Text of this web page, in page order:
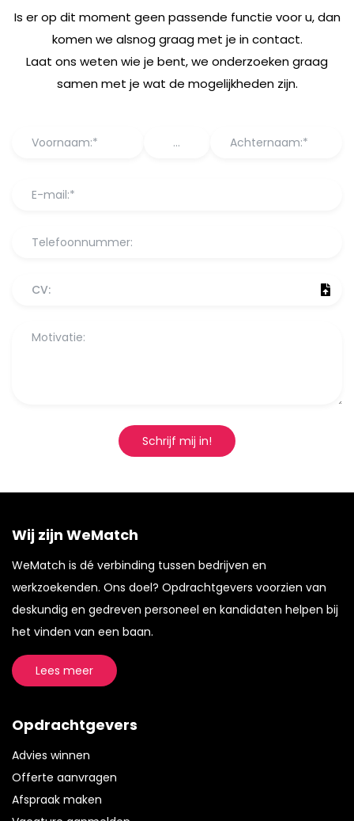
Is er op dit moment geen passende functie voor u, dan
komen we alsnog graag met je in contact.
Laat ons weten wie je bent, we onderzoeken graag
samen met je wat de mogelijkheden zijn.
CV:
Schrijf mij in!
Wij zijn WeMatch
WeMatch is dé verbinding tussen bedrijven en
werkzoekenden. Ons doel? Opdrachtgevers voorzien van
deskundig en gedreven personeel en kandidaten helpen bij
het vinden van een baan.
Lees meer
Opdrachtgevers
Advies winnen
Offerte aanvragen
Afspraak maken